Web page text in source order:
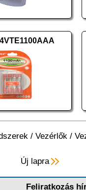
/ Vezérlők /
Új lapra
Feliratkozás